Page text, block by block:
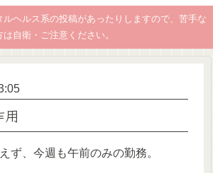
ヘルス系の投稿があったりしますので、苦手な
は自衛・ご注意ください。
ず、今週も午前のみの勤務。